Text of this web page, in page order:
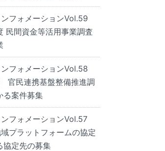
ンフォメーションVol.59
民間資金等活用事業調査
ンフォメーションVol.58
官民連携基盤整備推進調
る案件募集
ンフォメーションVol.57
プラットフォームの協定
協定先の募集